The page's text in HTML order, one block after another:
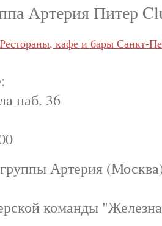
Артерия Питер
Рестораны, кафе и бары Санкт-
наб. 36
Артерия
команды